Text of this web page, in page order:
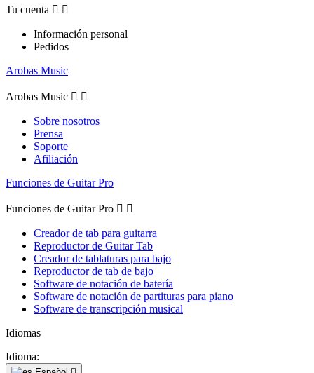
Tu cuenta  
Información personal
Pedidos
Arobas Music
Arobas Music  
Sobre nosotros
Prensa
Soporte
Afiliación
Funciones de Guitar Pro
Funciones de Guitar Pro  
Creador de tab para guitarra
Reproductor de Guitar Tab
Creador de tablaturas para bajo
Reproductor de tab de bajo
Software de notación de batería
Software de notación de partituras para piano
Software de transcripción musical
Idiomas
Idioma: